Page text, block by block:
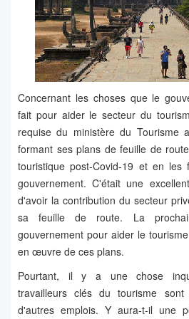
Concernant les choses que le
fait pour aider le secteur du
requise du ministère du Tourisme
formant ses plans de feuille de
touristique post-Covid-19 et en les
gouvernement. C'était une
d'avoir la contribution du secteur
sa feuille de route. La
gouvernement pour aider le
en œuvre de ces plans.
Pourtant, il y a une chose
travailleurs clés du tourisme
d'autres emplois. Y aura-t-il une